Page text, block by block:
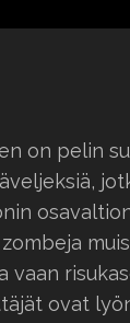
on pelin
ovat